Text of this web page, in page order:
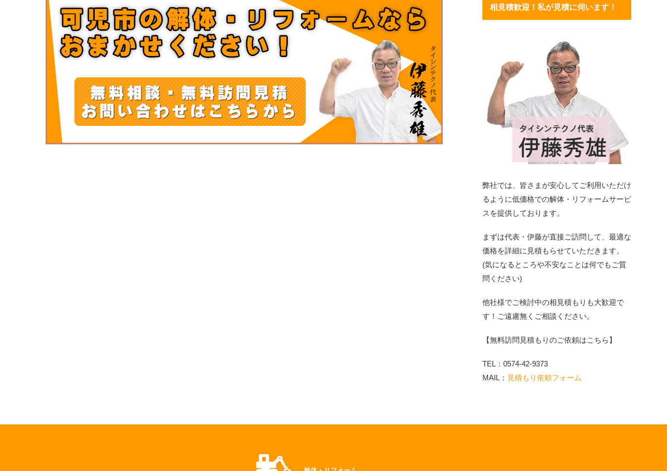
相見積歓迎！私が見積に伺います！
弊社では、皆さまが安心してご利用いただけ
るように低価格での解体・リフォームサービ
スを提供しております。
まずは代表・伊藤が直接ご訪問して、最適な
価格を詳細に見積もらせていただきます。
(気になるところや不安なことは何でもご質
問ください)
他社様でご検討中の相見積もりも大歓迎で
す！ご遠慮無くご相談ください。
【無料訪問見積もりのご依頼はこちら】
TEL：0574-42-9373
MAIL： 見積もり依頼フォーム